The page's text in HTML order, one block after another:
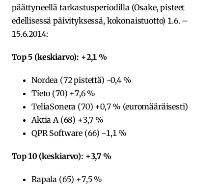
päättyneellä tarkastusperiodilla (Osake, pisteet
edellisessä päivityksessä, kokonaistuotto) 1.6. –
15.6.2014:
Top 5 (keskiarvo): +2,1 %
Nordea (72 pistettä) -0,4 %
Tieto (70) +7,6 %
TeliaSonera (70) +0,7 % (euromääräisesti)
Aktia A (68) +3,7 %
QPR Software (66) -1,1 %
Top 10 (keskiarvo): +3,7 %
Rapala (65) +7,5 %